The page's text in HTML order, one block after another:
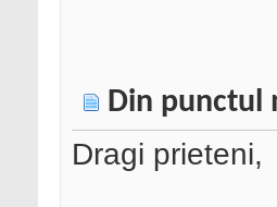
Din punctul
Dragi prieteni,